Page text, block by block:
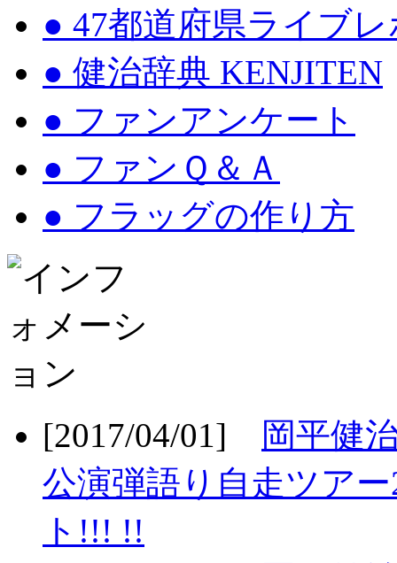
● 47都道府県ライブ
● 健治辞典 KENJITEN
● ファンアンケート
● ファンＱ＆Ａ
● フラッグの作り方
[2017/04/01]
岡平健
公演弾語り自走ツア
ト!!! !!